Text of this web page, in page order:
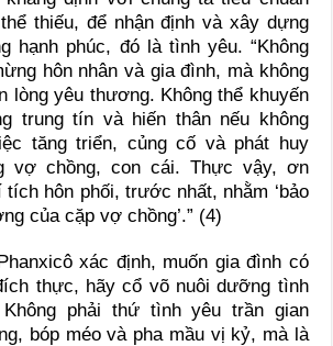
thiếu, để nhận định và xây dựng
hạnh phúc, đó là tình yêu. “Không
hôn nhân và gia đình, mà không
lòng yêu thương. Không thể khuyến
trung tín và hiến thân nếu không
tăng triển, củng cố và phát huy
vợ chồng, con cái. Thực vậy, ơn
tích hôn phối, trước nhất, nhằm ‘bảo
của cặp vợ chồng’.” (4)
xác định, muốn gia đình có
thực, hãy cổ võ nuôi dưỡng tình
phải thứ tình yêu trần gian
bóp méo và pha mầu vị kỷ, mà là